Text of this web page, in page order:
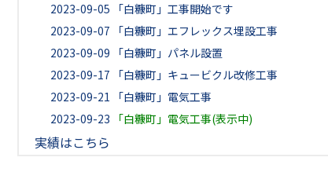
2023-09-05
「白糠町」工事開始です
2023-09-07
「白糠町」エフレックス埋設工事
2023-09-09
「白糠町」パネル設置
2023-09-17
「白糠町」キュービクル改修工事
2023-09-21
「白糠町」電気工事
2023-09-23
「白糠町」電気工事(表示中)
実績はこちら